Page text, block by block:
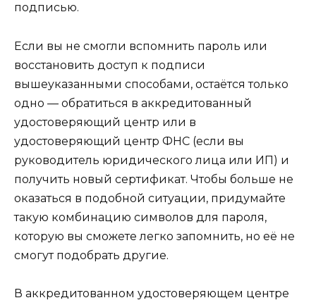
подписью.
Если вы не смогли вспомнить пароль или
восстановить доступ к подписи
вышеуказанными способами, остаётся только
одно — обратиться в аккредитованный
удостоверяющий центр или в
удостоверяющий центр ФНС (если вы
руководитель юридического лица или ИП) и
получить новый сертификат. Чтобы больше не
оказаться в подобной ситуации, придумайте
такую комбинацию символов для пароля,
которую вы сможете легко запомнить, но её не
смогут подобрать другие.
В аккредитованном удостоверяющем центре